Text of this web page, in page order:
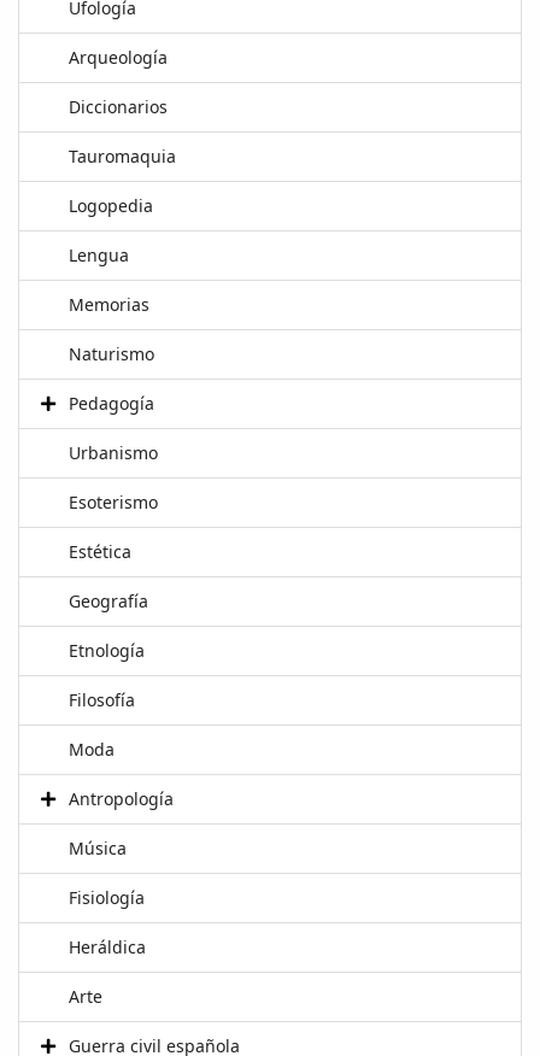
Ufología
Arqueología
Diccionarios
Tauromaquia
Logopedia
Lengua
Memorias
Naturismo
Pedagogía
Urbanismo
Esoterismo
Estética
Geografía
Etnología
Filosofía
Moda
Antropología
Música
Fisiología
Heráldica
Arte
Guerra civil española